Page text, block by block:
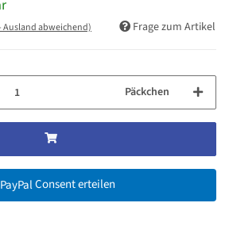
Ausland abweichend) Frage zum Artikel
Päckchen
Consent erteilen